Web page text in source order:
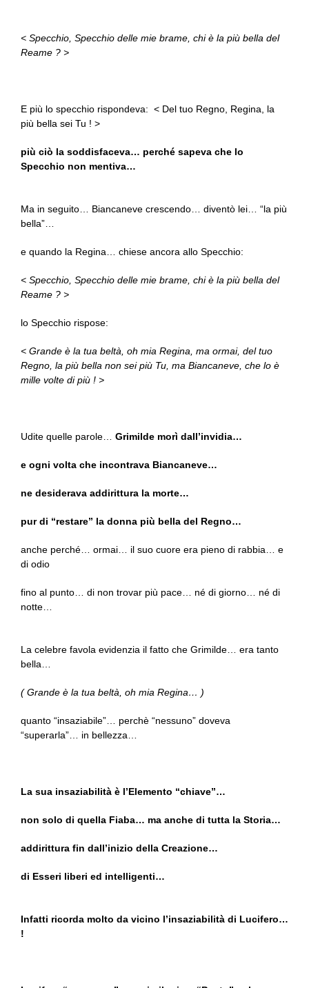
< Specchio, Specchio delle mie brame, chi è la più bella del
Reame ? >
E più lo specchio rispondeva: < Del tuo Regno, Regina, la
più bella sei Tu ! >
più ciò la soddisfaceva… perché sapeva che lo
Specchio non mentiva…
Ma in seguito… Biancaneve crescendo… diventò lei… “la più
bella”…
e quando la Regina… chiese ancora allo Specchio:
< Specchio, Specchio delle mie brame, chi è la più bella del
Reame ? >
lo Specchio rispose:
< Grande è la tua beltà, oh mia Regina, ma ormai, del tuo
Regno, la più bella non sei più Tu, ma Biancaneve, che lo è
mille volte di più ! >
Udite quelle parole… Grimilde morì dall’invidia…
e ogni volta che incontrava Biancaneve…
ne desiderava addirittura la morte…
pur di “restare” la donna più bella del Regno…
anche perché… ormai… il suo cuore era pieno di rabbia… e
di odio
fino al punto… di non trovar più pace… né di giorno… né di
notte…
La celebre favola evidenzia il fatto che Grimilde… era tanto
bella…
( Grande è la tua beltà, oh mia Regina… )
quanto “insaziabile”… perchè “nessuno” doveva
“superarla”… in bellezza…
La sua insaziabilità è l’Elemento “chiave”…
non solo di quella Fiaba… ma anche di tutta la Storia…
addirittura fin dall’inizio della Creazione…
di Esseri liberi ed intelligenti…
Infatti ricorda molto da vicino l’insaziabilità di Lucifero…
!